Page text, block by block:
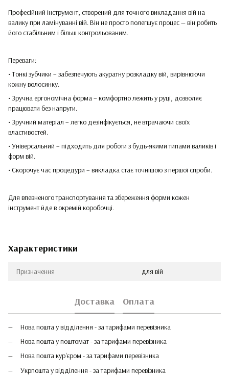
Професійний інструмент, створений для точного викладання вій на
валику при ламінуванні вій. Він не просто полегшує процес — він робить
його стабільним і більш контрольованим.
Переваги:
• Тонкі зубчики – забезпечують акуратну розкладку вій, вирівнюючи
кожну волосинку.
• Зручна ергономічна форма – комфортно лежить у руці, дозволяє
працювати без напруги.
• Зручний матеріал – легко дезінфікується, не втрачаючи своїх
властивостей.
• Універсальний – підходить для роботи з будь-якими типами валиків і
форм вій.
• Скорочує час процедури – викладка стає точнішою з першої спроби.
Для впевненого транспортування та збереження форми кожен
інструмент йде в окремій коробочці.
Характеристики
Призначення для вій
Доставка Оплата
Нова пошта у відділення - за тарифами перевізника
Нова пошта у поштомат - за тарифами перевізника
Нова пошта кур'єром - за тарифами перевізника
Укрпошта у відділення - за тарифами перевізника